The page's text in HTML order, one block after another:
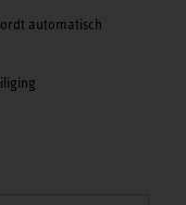
automatisch